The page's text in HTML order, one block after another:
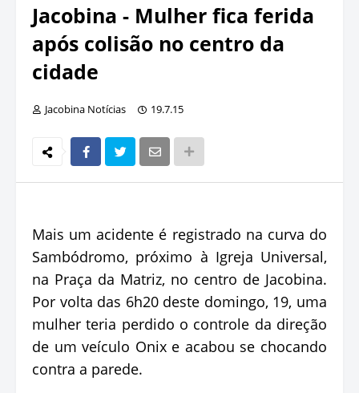
Jacobina - Mulher fica ferida
após colisão no centro da
cidade
Jacobina Notícias 19.7.15
Mais um acidente é registrado na curva do
Sambódromo, próximo à Igreja Universal,
na Praça da Matriz, no centro de Jacobina.
Por volta das 6h20 deste domingo, 19, uma
mulher teria perdido o controle da direção
de um veículo Onix e acabou se chocando
contra a parede.